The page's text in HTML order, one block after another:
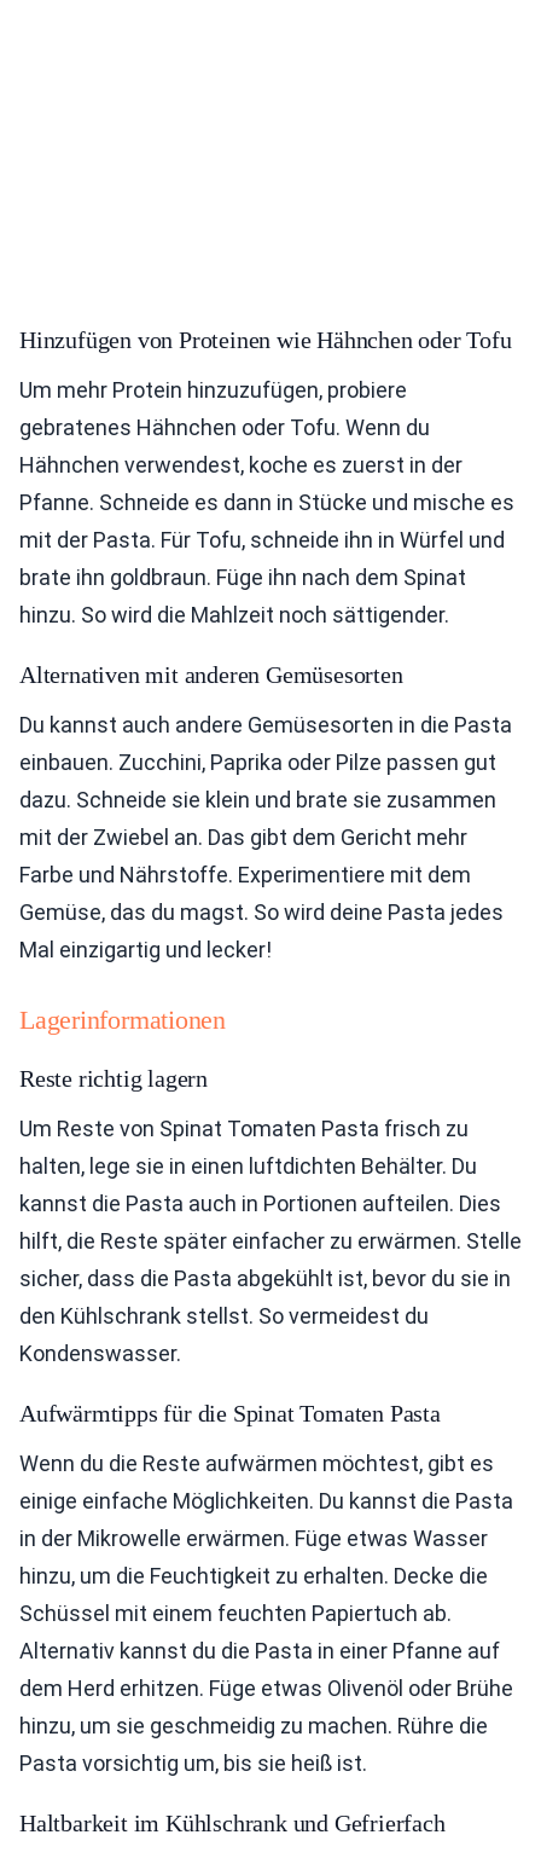
Hinzufügen von Proteinen wie Hähnchen oder Tofu
Um mehr Protein hinzuzufügen, probiere
gebratenes Hähnchen oder Tofu. Wenn du
Hähnchen verwendest, koche es zuerst in der
Pfanne. Schneide es dann in Stücke und mische es
mit der Pasta. Für Tofu, schneide ihn in Würfel und
brate ihn goldbraun. Füge ihn nach dem Spinat
hinzu. So wird die Mahlzeit noch sättigender.
Alternativen mit anderen Gemüsesorten
Du kannst auch andere Gemüsesorten in die Pasta
einbauen. Zucchini, Paprika oder Pilze passen gut
dazu. Schneide sie klein und brate sie zusammen
mit der Zwiebel an. Das gibt dem Gericht mehr
Farbe und Nährstoffe. Experimentiere mit dem
Gemüse, das du magst. So wird deine Pasta jedes
Mal einzigartig und lecker!
Lagerinformationen
Reste richtig lagern
Um Reste von Spinat Tomaten Pasta frisch zu
halten, lege sie in einen luftdichten Behälter. Du
kannst die Pasta auch in Portionen aufteilen. Dies
hilft, die Reste später einfacher zu erwärmen. Stelle
sicher, dass die Pasta abgekühlt ist, bevor du sie in
den Kühlschrank stellst. So vermeidest du
Kondenswasser.
Aufwärmtipps für die Spinat Tomaten Pasta
Wenn du die Reste aufwärmen möchtest, gibt es
einige einfache Möglichkeiten. Du kannst die Pasta
in der Mikrowelle erwärmen. Füge etwas Wasser
hinzu, um die Feuchtigkeit zu erhalten. Decke die
Schüssel mit einem feuchten Papiertuch ab.
Alternativ kannst du die Pasta in einer Pfanne auf
dem Herd erhitzen. Füge etwas Olivenöl oder Brühe
hinzu, um sie geschmeidig zu machen. Rühre die
Pasta vorsichtig um, bis sie heiß ist.
Haltbarkeit im Kühlschrank und Gefrierfach